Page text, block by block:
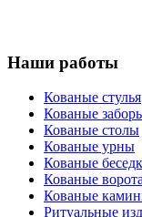
Наши работы
Кованые стулья
Кованые
Кованые столы
Кованые урны
Кованые
Кованые
Кованые
Ритуальные